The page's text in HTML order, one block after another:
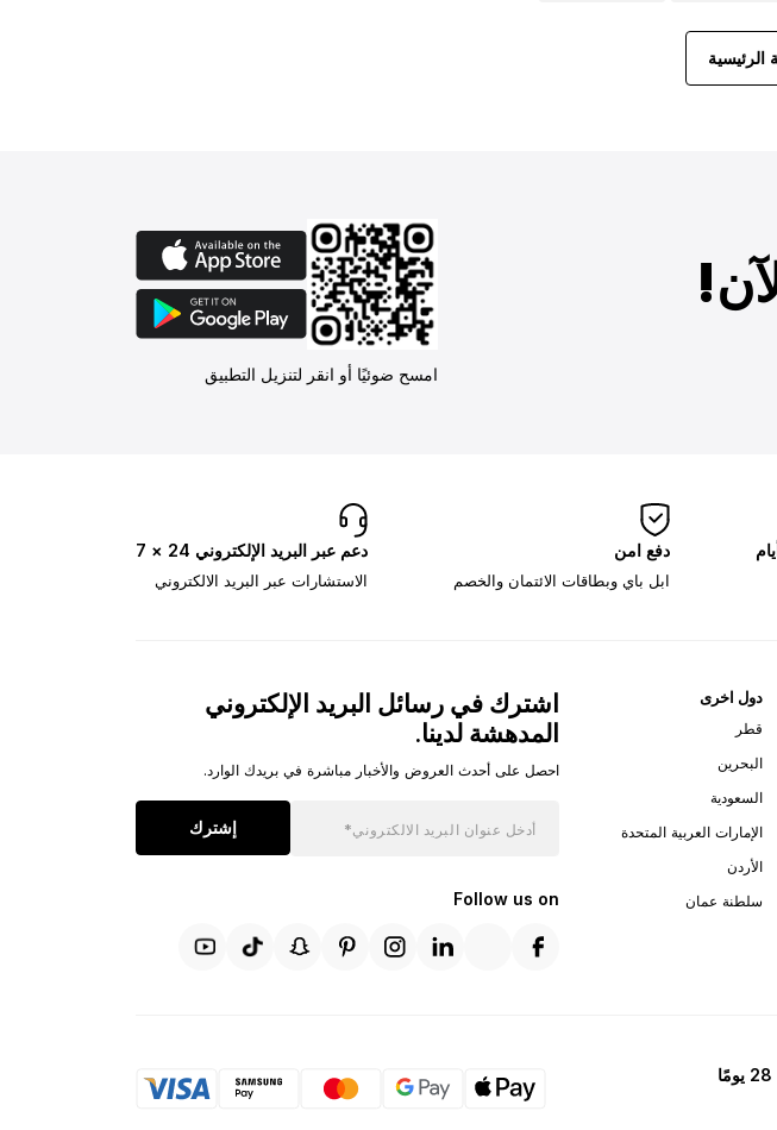
امسح ضوئيًا أو انقر لتنزيل التطبيق
دفع امن
ابل باي وبطاقات الائتمان والخصم
دعم عبر البريد الإلكتروني 24 × 7
الاستشارات عبر البريد الالكتروني
دول اخرى
قطر
البحرين
السعودية
الإمارات العربية المتحدة
الأردن
سلطنة عمان
اشترك في رسائل البريد الإلكتروني
المدهشة لدينا.
احصل على أحدث العروض والأخبار مباشرة في بريدك الوارد.
إشترك
Follow us on